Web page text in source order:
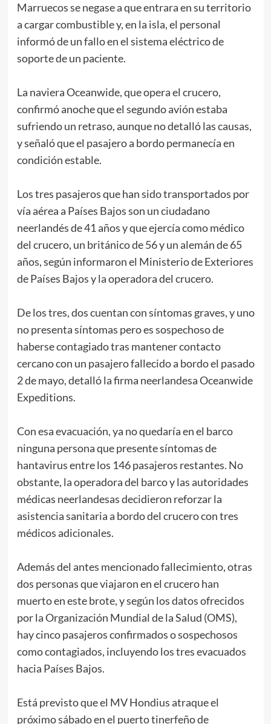
Marruecos se negase a que entrara en su territorio
a cargar combustible y, en la isla, el personal
informó de un fallo en el sistema eléctrico de
soporte de un paciente.
La naviera Oceanwide, que opera el crucero,
confirmó anoche que el segundo avión estaba
sufriendo un retraso, aunque no detalló las causas,
y señaló que el pasajero a bordo permanecía en
condición estable.
Los tres pasajeros que han sido transportados por
vía aérea a Países Bajos son un ciudadano
neerlandés de 41 años y que ejercía como médico
del crucero, un británico de 56 y un alemán de 65
años, según informaron el Ministerio de Exteriores
de Países Bajos y la operadora del crucero.
De los tres, dos cuentan con síntomas graves, y uno
no presenta síntomas pero es sospechoso de
haberse contagiado tras mantener contacto
cercano con un pasajero fallecido a bordo el pasado
2 de mayo, detalló la firma neerlandesa Oceanwide
Expeditions.
Con esa evacuación, ya no quedaría en el barco
ninguna persona que presente síntomas de
hantavirus entre los 146 pasajeros restantes. No
obstante, la operadora del barco y las autoridades
médicas neerlandesas decidieron reforzar la
asistencia sanitaria a bordo del crucero con tres
médicos adicionales.
Además del antes mencionado fallecimiento, otras
dos personas que viajaron en el crucero han
muerto en este brote, y según los datos ofrecidos
por la Organización Mundial de la Salud (OMS),
hay cinco pasajeros confirmados o sospechosos
como contagiados, incluyendo los tres evacuados
hacia Países Bajos.
Está previsto que el MV Hondius atraque el
próximo sábado en el puerto tinerfeño de